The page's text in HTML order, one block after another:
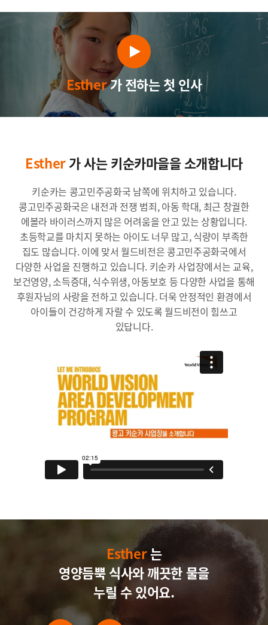
Esther가 전하는 첫 인사
Esther가 사는 키순카마을을 소개합니다
키순카는 콩고민주공화국 남쪽에 위치하고 있습니다.
콩고민주공화국은 내전과 전쟁 범죄, 아동 학대, 최근 창궐한
에볼라 바이러스까지 많은 어려움을 안고 있는 상황입니다.
초등학교를 마치지 못하는 아이도 너무 많고, 식량이 부족한
집도 많습니다. 이에 맞서 월드비전은 콩고민주공화국에서
다양한 사업을 진행하고 있습니다. 키순카 사업장에서는 교육,
보건영양, 소득증대, 식수위생, 아동보호 등 다양한 사업을 통해
후원자님의 사랑을 전하고 있습니다. 더욱 안정적인 환경에서
아이들이 건강하게 자랄 수 있도록 월드비전이 힘쓰고
있답니다.
Esther는
영양듬뿍 식사와깨끗한 물을
누릴 수 있어요.
Esther
Esther
Esther